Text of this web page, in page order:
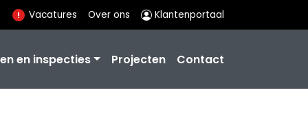
Vacatures Over ons Klantenportaal
en inspecties Projecten Contact